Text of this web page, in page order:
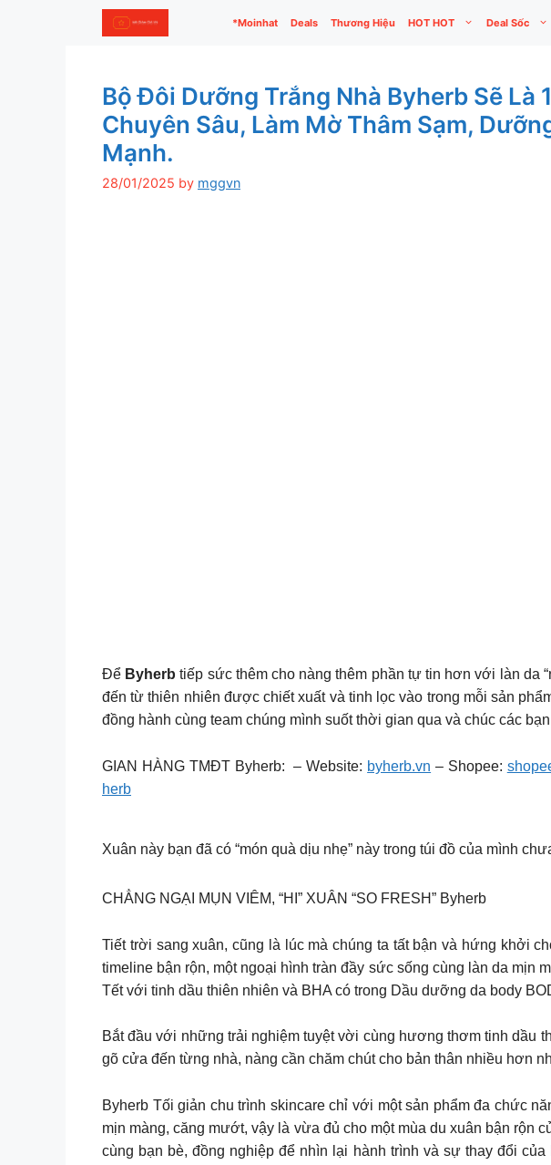
*Moinhat Deals Thương Hiệu HOT HOT Deal Sốc
Bộ Đôi Dưỡng Trắng Nhà Byherb Sẽ Là
Chuyên Sâu, Làm Mờ Thâm Sạm,
Mạnh.
28/01/2025 by mggvn
Để Byherbtiếp sức thêm cho nàng thêm phần tự tin hơn với làn da
đến từ thiên nhiên được chiết xuất và tinh lọc vào trong mỗi sản
đồng hành cùng team chúng mình suốt thời gian qua và chúc các
GIAN HÀNG TMĐT Byherb: – Website: byherb.vn – Shopee:
herb
Xuân này bạn đã có “món quà dịu nhẹ” này trong túi đồ của mình
CHẲNG NGẠI MỤN VIÊM, “HI” XUÂN “SO FRESH” Byherb
Tiết trời sang xuân, cũng là lúc mà chúng ta tất bận và hứng khởi
timeline bận rộn, một ngoại hình tràn đầy sức sống cùng làn da mịn
Tết với tinh dầu thiên nhiên và BHA có trong Dầu dưỡng da body
Bắt đầu với những trải nghiệm tuyệt vời cùng hương thơm tinh dầu
gõ cửa đến từng nhà, nàng cần chăm chút cho bản thân nhiều hơn
Byherb Tối giản chu trình skincare chỉ với một sản phẩm đa chức
mịn màng, căng mướt, vậy là vừa đủ cho một mùa du xuân bận rộn
cùng bạn bè, đồng nghiệp để nhìn lại hành trình và sự thay đổi